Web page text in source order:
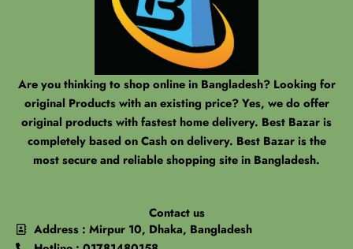
Are you thinking to shop online in Bangladesh? Looking for
original Products with an existing price? Yes, we do offer
original products with fastest home delivery. Best Bazar is
completely based on Cash on delivery. Best Bazar is the
most secure and reliable shopping site in Bangladesh.
Contact us
Address : Mirpur 10, Dhaka, Bangladesh